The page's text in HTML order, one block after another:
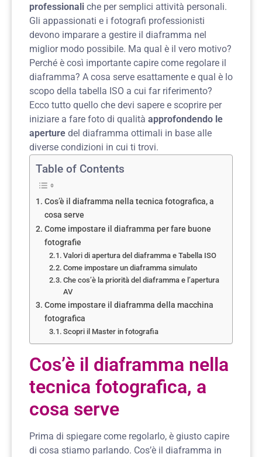
professionali che per semplici attività personali.
Gli appassionati e i fotografi professionisti
devono imparare a gestire il diaframma nel
miglior modo possibile. Ma qual è il vero motivo?
Perché è così importante capire come regolare il
diaframma? A cosa serve esattamente e qual è lo
scopo della tabella ISO a cui far riferimento?
Ecco tutto quello che devi sapere e scoprire per
iniziare a fare foto di qualità approfondendo le
aperture del diaframma ottimali in base alle
diverse condizioni in cui ti trovi.
Table of Contents
Cos’è il diaframma nella tecnica fotografica, a
cosa serve
Come impostare il diaframma per fare buone
fotografie
Valori di apertura del diaframma e Tabella ISO
Come impostare un diaframma simulato
Che cos’è la priorità del diaframma e l’apertura
AV
Come impostare il diaframma della macchina
fotografica
Scopri il Master in fotografia
Cos’è il diaframma nella
tecnica fotografica, a
cosa serve
Prima di spiegare come regolarlo, è giusto capire
di cosa stiamo parlando. Cos’è il diaframma in